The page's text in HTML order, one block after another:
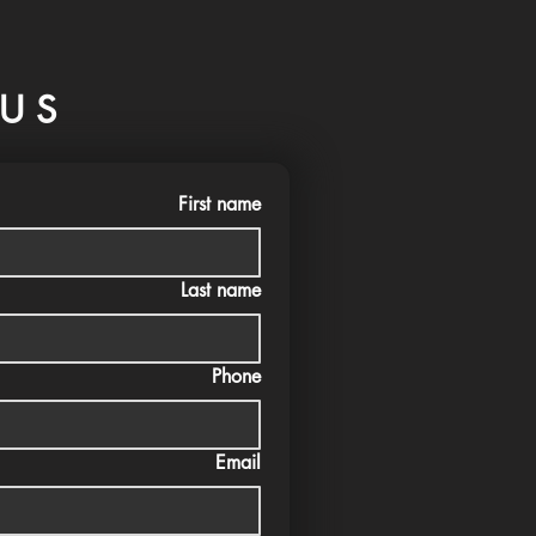
First name
Last name
Phone
Email